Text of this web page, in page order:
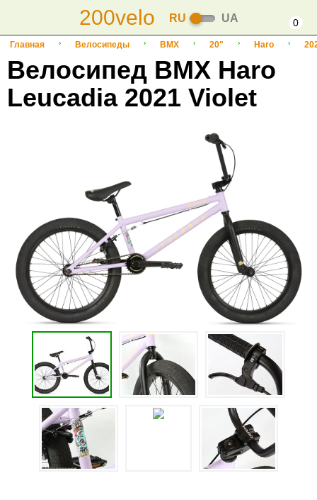
200velo RU UA 0
Главная Велосипеды BMX 20" Haro
Велосипед BMX Haro
Leucadia 2021 Violet